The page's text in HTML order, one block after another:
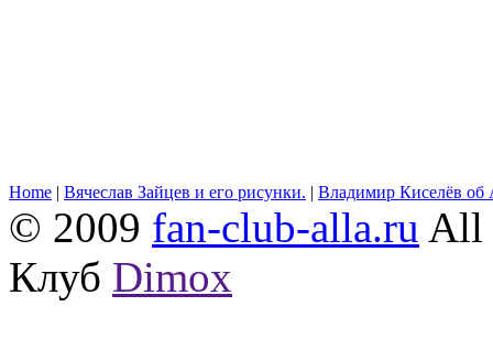
Home | Вячеслав Зайцев и его рисунки. | Владимир Киселёв об
© 2009 fan-club-alla.ru All
Клуб Dimox